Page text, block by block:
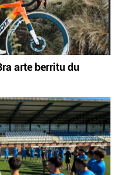
gero, teknologia hori
ematen diguzu.Gehiago
arte berritu du